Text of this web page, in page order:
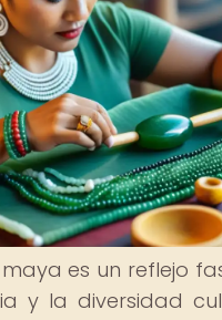
es un reflejo
y la diversidad